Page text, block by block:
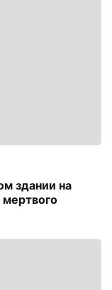
здании на